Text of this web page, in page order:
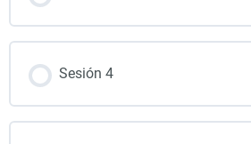
Sesión 4